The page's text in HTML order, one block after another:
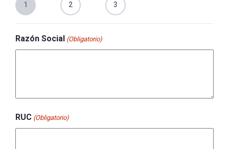
1 2 3
Razón Social (Obligatorio)
RUC (Obligatorio)